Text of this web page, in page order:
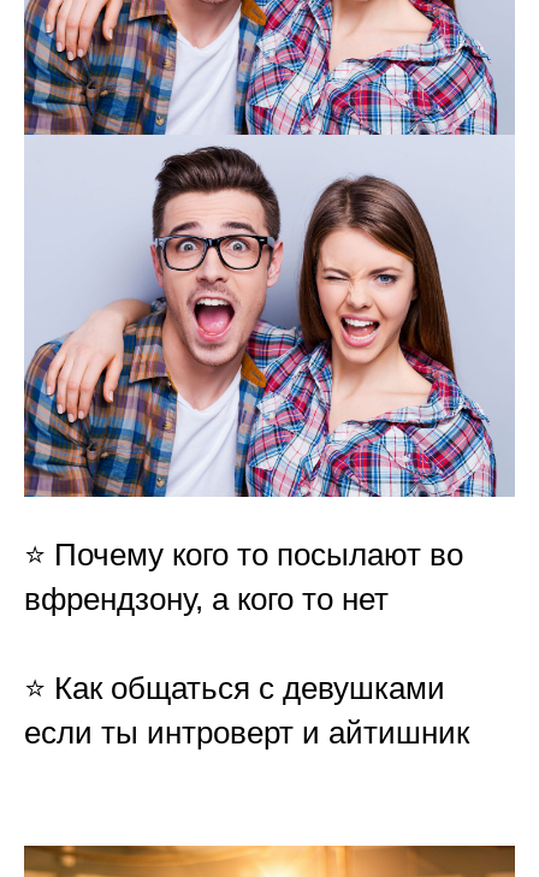
⭐️ Почему кого то посылают во
вфрендзону, а кого то нет
⭐️ Как общаться с девушками
если ты интроверт и айтишник